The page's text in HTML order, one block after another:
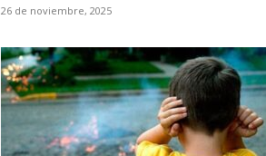
26 de noviembre, 2025